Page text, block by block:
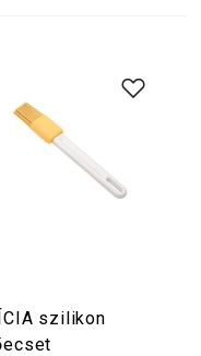
szilikon